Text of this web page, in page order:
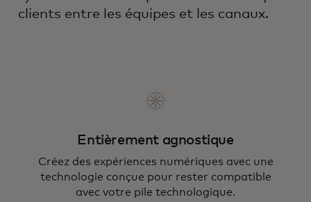
clients entre les équipes et les canaux.
Entièrement agnostique
Créez des expériences numériques avec une
technologie conçue pour rester compatible
avec votre pile technologique.